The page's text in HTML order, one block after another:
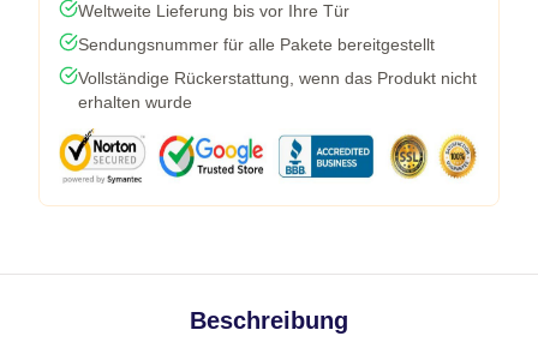
Weltweite Lieferung bis vor Ihre Tür
Sendungsnummer für alle Pakete bereitgestellt
Vollständige Rückerstattung, wenn das Produkt nicht
erhalten wurde
Beschreibung